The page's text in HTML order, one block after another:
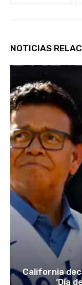
NOTICIAS
California
‘Día